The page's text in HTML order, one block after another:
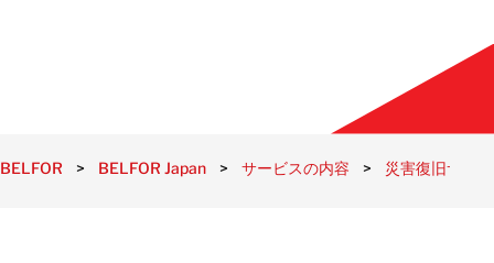
BELFOR > BELFOR Japan > サービスの内容 > 災害復旧サー